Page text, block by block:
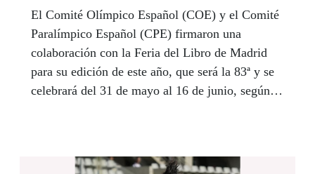
El Comité Olímpico Español (COE) y el Comité
Paralímpico Español (CPE) firmaron una
colaboración con la Feria del Libro de Madrid
para su edición de este año, que será la 83ª y se
celebrará del 31 de mayo al 16 de junio, según
complementarias a la práctica deportiva”,